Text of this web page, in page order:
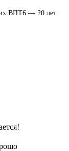
ВПТ6 ― 20 лет.